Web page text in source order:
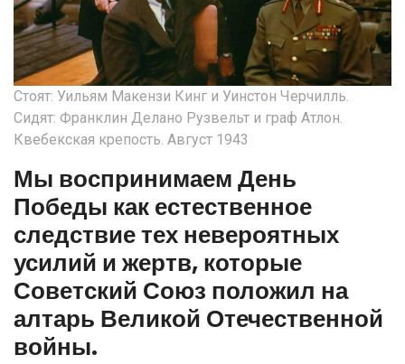
Стоят: Уильям Макензи Кинг и Уинстон Черчилль.
Сидят: Франклин Делано Рузвельт и граф Атлон.
Квебекская крепость. Август 1943
Мы воспринимаем День
Победы как естественное
следствие тех невероятных
усилий и жертв, которые
Советский Союз положил на
алтарь Великой Отечественной
войны.